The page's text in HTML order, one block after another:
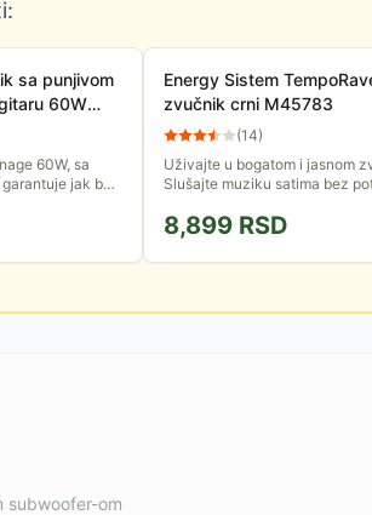
sa punjivom
60W
60W, sa
jak bas
Energy Sistem
zvučnik crni M45783
(14)
Uživajte u bogatom i jasnom
Slušajte muziku satima bez
Bluetooth, USB, microSD.
8,899 RSD
subwoofer-om